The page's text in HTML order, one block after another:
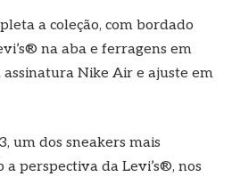
a coleção, com bordado
na aba e ferragens em
Nike Air e ajuste em
um dos sneakers mais
a perspectiva da Levi’s®, nos